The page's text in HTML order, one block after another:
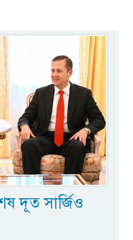
দূত সার্জিও